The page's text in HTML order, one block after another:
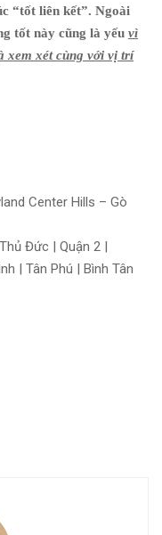
“tốt liên kết”. Ngoài
tốt này cũng là yếu vì
xem xét cùng với vị trí
Center Hills – Gò
Đức | Quận 2 |
| Tân Phú | Bình Tân